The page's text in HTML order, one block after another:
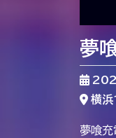
夢
横
夢喰